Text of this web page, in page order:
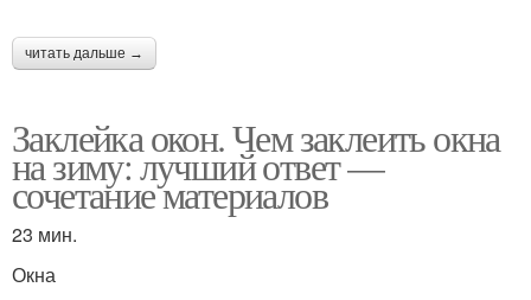
читать дальше →
Заклейка окон. Чем заклеить окна
на зиму: лучший ответ —
сочетание материалов
23 мин.
Окна